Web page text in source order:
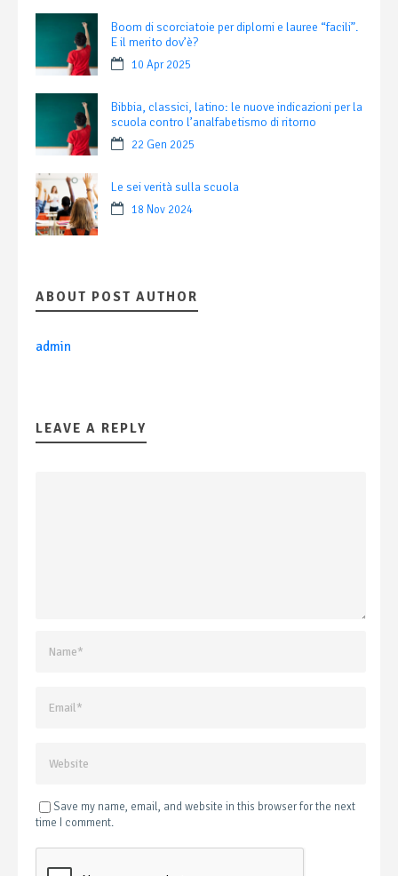
Boom di scorciatoie per diplomi e lauree “facili”.
E il merito dov’è?
10 Apr 2025
Bibbia, classici, latino: le nuove indicazioni per la
scuola contro l’analfabetismo di ritorno
22 Gen 2025
Le sei verità sulla scuola
18 Nov 2024
ABOUT POST AUTHOR
admin
LEAVE A REPLY
Save my name, email, and website in this browser for the next
time I comment.